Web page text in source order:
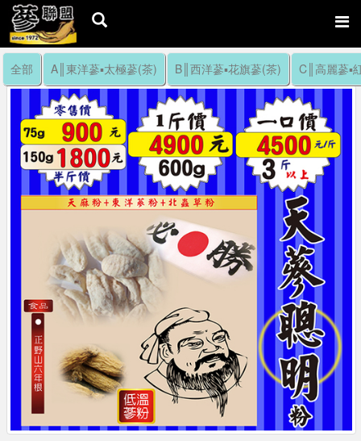
全部 A║東洋蔘▪太極蔘(茶) B║西洋蔘▪花旗蔘(茶) C║高麗蔘▪